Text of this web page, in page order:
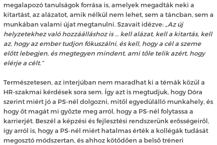
megalapozó tanulságok forrása is, amelyek megadták neki a
kitartást, az alázatot, amik nélkül nem lehet, sem a táncban, sem a
munkában valami újat megtanulni. Szavait idézve: „Az új
helyzetekhez való hozzáálláshoz is … kell alázat, kell a kitartás, kell
az, hogy az ember tudjon fókuszálni, és kell, hogy a cél a szeme
előtt lebegjen, és megtegyen mindent, ami tőle telik azért, hogy
elérje a célt.”
Természetesen, az interjúban nem maradhat ki a témák közül a
HR-szakmai kérdések sora sem. Így azt is megtudjuk, hogy Dóra
szerint miért jó a PS-nél dolgozni, mitől egyedülálló munkahely, és
hogy őt magát mi győzte meg arról, hogy a PS-nél folytassa a
karrierjét. Beszél a képzési és fejlesztési rendszerünk erősségeiről,
így arról is, hogy a PS-nél miért hatalmas érték a kollégák tudását
megosztó módszertan, és ahhoz kötődően a belső tréneri